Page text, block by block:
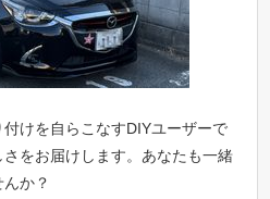
けを自らこなすDIYユーザーで
をお届けします。あなたも一緒
か？